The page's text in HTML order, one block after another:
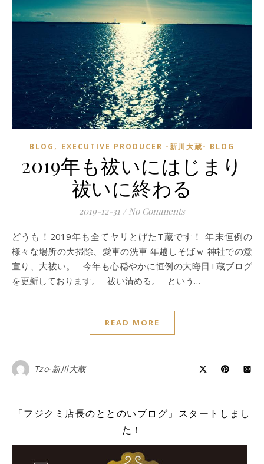
BLOG , EXECUTIVE PRODUCER -新川大蔵- BLOG
2019年も祓いにはじまり
祓いに終わる
2019-12-31 / No Comments
どうも！2019年も全てヤリとげたT蔵です！ 年末恒例の
様々な場所の大掃除、愛車の洗車 年越しそばｗ 神社での意
宣り、大祓い。 今年も心穏やかに恒例の大晦日T蔵ブログ
を更新しております。 祓い清める。 という…
READ MORE
Tzo-新川大蔵
「フジクミ店長のととのいブログ」スタートしまし
た！